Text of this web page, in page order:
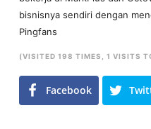
bisnisnya sendiri dengan
Pingfans
(VISITED 198 TIMES, 1 VISITS
Facebook